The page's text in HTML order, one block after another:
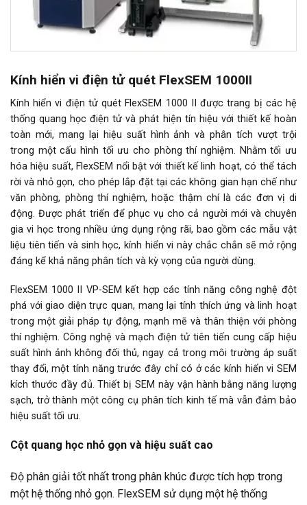
Kính hiển vi điện tử quét FlexSEM 1000II
Kính hiển vi điện tử quét FlexSEM 1000 II được trang bị các hệ
thống quang học điện tử và phát hiện tín hiệu với thiết kế hoàn
toàn mới, mang lại hiệu suất hình ảnh và phân tích vượt trội
trong một cấu hình tối ưu cho phòng thí nghiệm. Nhằm tối ưu
hóa hiệu suất, FlexSEM nổi bật với thiết kế linh hoạt, có thể tách
rời và nhỏ gọn, cho phép lắp đặt tại các không gian hạn chế như
văn phòng, phòng thí nghiệm, hoặc thậm chí là các đơn vị di
động. Được phát triển để phục vụ cho cả người mới và chuyên
gia vi học trong nhiều ứng dụng rộng rãi, bao gồm các mẫu vật
liệu tiên tiến và sinh học, kính hiển vi này chắc chắn sẽ mở rộng
đáng kể khả năng phân tích và kỳ vọng của người dùng.
FlexSEM 1000 II VP-SEM kết hợp các tính năng công nghệ đột
phá với giao diện trực quan, mang lại tính thích ứng và linh hoạt
trong một giải pháp tự động, mạnh mẽ và thân thiện với phòng
thí nghiệm. Công nghệ và mạch điện tử tiên tiến cung cấp hiệu
suất hình ảnh không đối thủ, ngay cả trong môi trường áp suất
thay đổi, một tính năng trước đây chỉ có ở các kính hiển vi SEM
kích thước đầy đủ. Thiết bị SEM này vận hành bằng năng lượng
sạch, trở thành một công cụ phân tích kinh tế mà vẫn đảm bảo
hiệu suất tối ưu.
Cột quang học nhỏ gọn và hiệu suất cao
Độ phân giải tốt nhất trong phân khúc được tích hợp trong
một hệ thống nhỏ gọn. FlexSEM sử dụng một hệ thống